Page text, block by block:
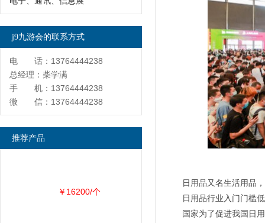
日用品又名生活用品
日用品行业入门门槛
国家为了促进我国日
j9九游会的联系方式
电 话：13764444238
总经理：柴学满
手 机：13764444238
微 信：13764444238
推荐产品
￥16200/个